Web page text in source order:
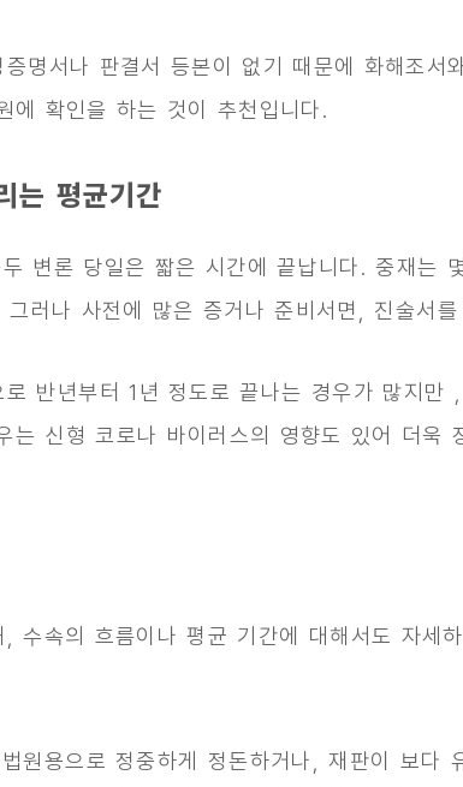
명서나 판결서 등본이 없기 때문에 화해조
에 확인을 하는 것이 추천입니다.
는 평균기간
변론 당일은 짧은 시간에 끝납니다. 중재는
러나 사전에 많은 증거나 준비서면, 진술서
반년부터 1년 정도로 끝나는 경우가 많지만
신형 코로나 바이러스의 영향도 있어 더욱
수속의 흐름이나 평균 기간에 대해서도 자
원용으로 정중하게 정돈하거나, 재판이 보